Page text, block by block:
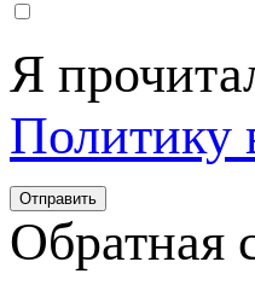
Я
Политику
Обратная